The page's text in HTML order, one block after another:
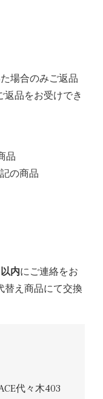
場合のみご返品
返品をお受けでき
品
の商品
内にご連絡をお
替え商品にて交換
代々木403